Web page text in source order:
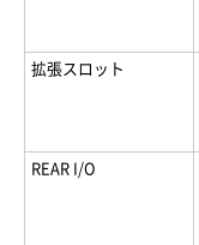
拡張スロット
REAR I/O